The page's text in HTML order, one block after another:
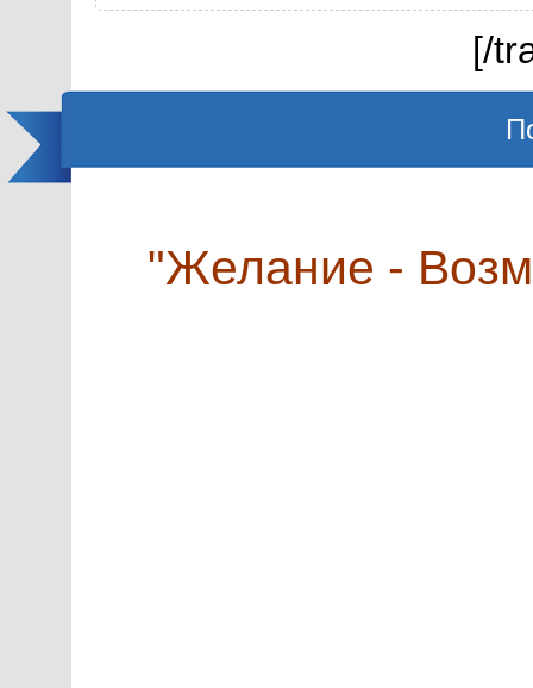
[/
"Желание -